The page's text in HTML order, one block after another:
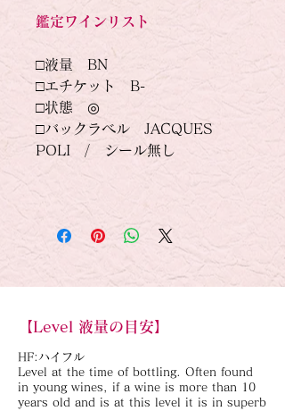
鑑定ワインリスト
□液量　BN
□エチケット　B-
□状態　◎
□バックラベル　JACQUES
POLI　/　シール無し
【Level 液量の目安】
HF:ハイフル
Level at the time of bottling. Often found
in young wines, if a wine is more than 10
years old and is at this level it is in superb